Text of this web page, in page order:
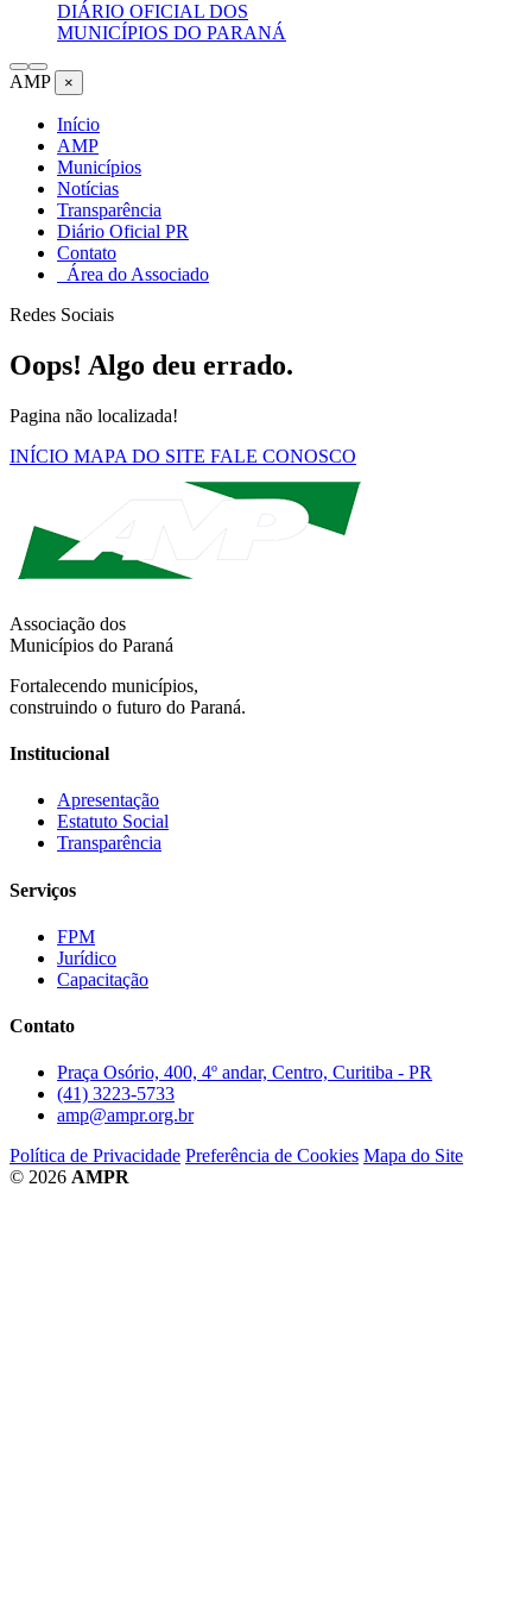
DIÁRIO OFICIAL DOS
MUNICÍPIOS DO PARANÁ
AMP ×
Início
AMP
Municípios
Notícias
Transparência
Diário Oficial PR
Contato
Área do Associado
Redes Sociais
Oops! Algo deu errado.
Pagina não localizada!
INÍCIO MAPA DO SITE FALE CONOSCO
Associação dos
Municípios do Paraná
Fortalecendo municípios,
construindo o futuro do Paraná.
Institucional
Apresentação
Estatuto Social
Transparência
Serviços
FPM
Jurídico
Capacitação
Contato
Praça Osório, 400, 4º andar, Centro, Curitiba - PR
(41) 3223-5733
amp@ampr.org.br
Política de Privacidade Preferência de Cookies Mapa do Site
© 2026 AMPR